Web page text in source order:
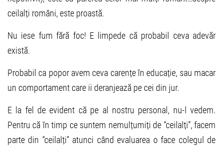
ceilalți români, este proastă.
Nu iese fum fără foc! E limpede că probabil ceva adevăr
există.
Probabil ca popor avem ceva carențe în educație, sau macar
un comportament care ii deranjează pe cei din jur.
E la fel de evident că pe al nostru personal, nu-l vedem.
Pentru că în timp ce suntem nemulțumiți de “ceilalți”, facem
parte din “ceilalți” atunci când evaluarea o face colegul de